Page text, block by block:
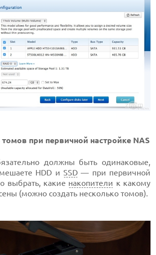
при первичной настройке NAS
должны быть одинаковые,
HDD и SSD— при первичной
выбрать, какие накопители к какому
(можно создать несколько томов).